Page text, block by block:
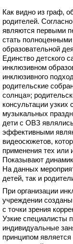
Как видно из граф,
родителей.
являются первыми
стать
образовательной
Единство детского
инклюзивном
инклюзивного
родительские
солнца»;
консультации узких
музыкальных
дети с ОВЗ
эффективными
видеосюжетов,
применения тех или
Показывают
На данных
детей, так и
При организации
учреждении
с точки зрения
Узкие специалисты
индивидуальные
принципом